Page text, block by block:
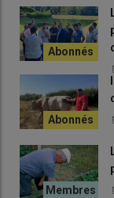
La
même période
accrue pour ce